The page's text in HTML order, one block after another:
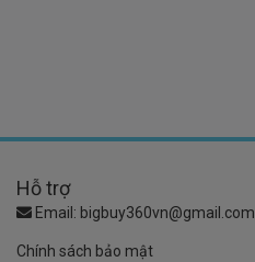
Hỗ trợ
Email: bigbuy360vn@gmail.com
Chính sách bảo mật